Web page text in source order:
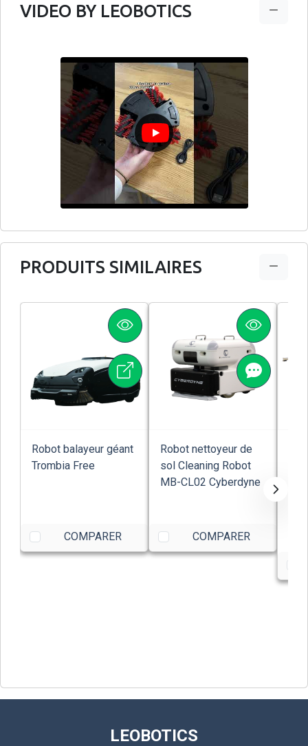
VIDEO BY LEOBOTICS
PRODUITS SIMILAIRES
Robot balayeur géant
Trombia Free
COMPARER
Robot nettoyeur de
sol Cleaning Robot
MB-CL02 Cyberdyne
COMPARER
LEOBOTICS